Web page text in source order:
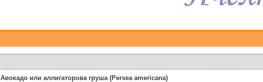
Авокадо или аллигаторова груша (Persea americana)